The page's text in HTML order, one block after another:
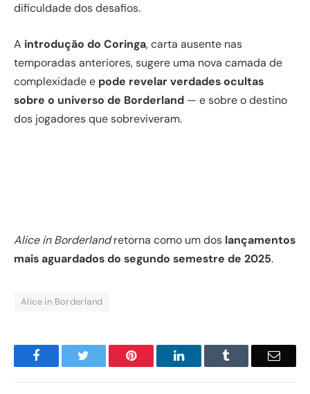
dificuldade dos desafios.
A introdução do Coringa, carta ausente nas
temporadas anteriores, sugere uma nova camada de
complexidade e pode revelar verdades ocultas
sobre o universo de Borderland — e sobre o destino
dos jogadores que sobreviveram.
Alice in Borderlandretorna como um dos lançamentos
mais aguardados do segundo semestre de 2025.
Alice in Borderland
Facebook Pinterest LinkedIn Email